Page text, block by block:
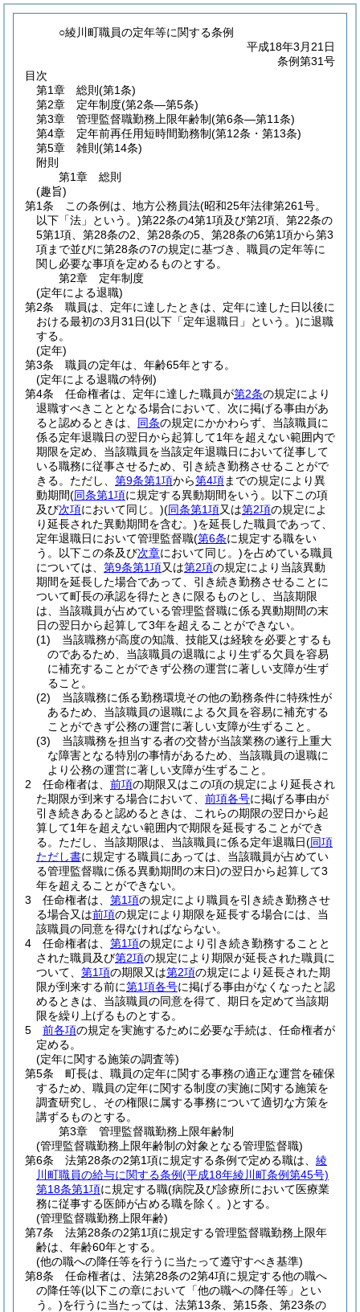
○綾川町職員の定年等に関する条例
平成18年3月21日
条例第31号
目次
第1章
総則 (第1条)
第2章
定年制度(第2条―第5条)
第3章
管理監督職勤務上限年齢制(第6条―第11条)
第4章
定年前再任用短時間勤務制(第12条・第13条)
第5章
雑則 (第14条)
附則
第1章
総則
(趣旨)
第1条
この条例は、地方公務員法(昭和25年法律第261号。
以下「法」という。)第22条の4第1項及び第2項、第22条の
5第1項、第28条の2、第28条の5、第28条の6第1項から第3
項まで並びに第28条の7の規定に基づき、職員の定年等に
関し必要な事項を定めるものとする。
第2章
定年制度
(定年による退職)
第2条
職員は、定年に達したときは、定年に達した日以後に
おける最初の3月31日(以下「定年退職日」という。)に退職
する。
(定年)
第3条
職員の定年は、年齢65年とする。
(定年による退職の特例)
第4条
任命権者は、定年に達した職員が第2条の規定により
退職すべきこととなる場合において、次に掲げる事由があ
ると認めるときは、 同条の規定にかかわらず、当該職員に
係る定年退職日の翌日から起算して1年を超えない範囲内で
期限を定め、当該職員を当該定年退職日において従事して
いる職務に従事させるため、引き続き勤務させることがで
きる。 ただし、 第9条第1項から第4項までの規定により異
動期間(同条第1項に規定する異動期間をいう。以下この項
及び次項において同じ。)(同条第1項又は第2項の規定によ
り延長された異動期間を含む。)を延長した職員であって、
定年退職日において管理監督職(第6条に規定する職をい
う。以下この条及び次章において同じ。)を占めている職員
については、 第9条第1項又は第2項の規定により当該異動
期間を延長した場合であって、引き続き勤務させることに
ついて町長の承認を得たときに限るものとし、当該期限
は、当該職員が占めている管理監督職に係る異動期間の末
日の翌日から起算して3年を超えることができない。
(1)
当該職務が高度の知識、技能又は経験を必要とするも
のであるため、当該職員の退職により生ずる欠員を容易
に補充することができず公務の運営に著しい支障が生ず
ること。
(2)
当該職務に係る勤務環境その他の勤務条件に特殊性が
あるため、当該職員の退職による欠員を容易に補充する
ことができず公務の運営に著しい支障が生ずること。
(3)
当該職務を担当する者の交替が当該業務の遂行上重大
な障害となる特別の事情があるため、当該職員の退職に
より公務の運営に著しい支障が生ずること。
2
任命権者は、 前項の期限又はこの項の規定により延長され
た期限が到来する場合において、 前項各号に掲げる事由が
引き続きあると認めるときは、これらの期限の翌日から起
算して1年を超えない範囲内で期限を延長することができ
る。 ただし、当該期限は、当該職員に係る定年退職日(同項
ただし書に規定する職員にあっては、当該職員が占めてい
る管理監督職に係る異動期間の末日)の翌日から起算して3
年を超えることができない。
3
任命権者は、 第1項の規定により職員を引き続き勤務させ
る場合又は前項の規定により期限を延長する場合には、当
該職員の同意を得なければならない。
4
任命権者は、 第1項の規定により引き続き勤務することと
された職員及び第2項の規定により期限が延長された職員に
ついて、 第1項の期限又は第2項の規定により延長された期
限が到来する前に第1項各号に掲げる事由がなくなったと認
めるときは、当該職員の同意を得て、期日を定めて当該期
限を繰り上げるものとする。
5
前各項の規定を実施するために必要な手続は、任命権者が
定める。
(定年に関する施策の調査等)
第5条
町長は、職員の定年に関する事務の適正な運営を確保
するため、職員の定年に関する制度の実施に関する施策を
調査研究し、その権限に属する事務について適切な方策を
講ずるものとする。
第3章
管理監督職勤務上限年齢制
(管理監督職勤務上限年齢制の対象となる管理監督職)
第6条
法第28条の2第1項に規定する条例で定める職は、 綾
川町職員の給与に関する条例(平成18年綾川町条例第45号)
第18条第1項に規定する職(病院及び診療所において医療業
務に従事する医師が占める職を除く。)とする。
(管理監督職勤務上限年齢)
第7条
法第28条の2第1項に規定する管理監督職勤務上限年
齢は、年齢60年とする。
(他の職への降任等を行うに当たって遵守すべき基準)
第8条
任命権者は、法第28条の2第4項に規定する他の職へ
の降任等(以下この章において「他の職への降任等」とい
う。)を行うに当たっては、法第13条、第15条、第23条の